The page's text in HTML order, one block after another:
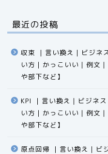
最近の投稿
収束 ｜言い換え｜ビジネ
い方｜かっこいい｜例文
や部下など】​​​​​​​​​​​​​​​​
KPI ｜言い換え｜ビジネ
い方｜かっこいい｜例文
や部下など】​​​​​​​​​​​​​​​​
原点回帰 ｜言い換え｜ビ